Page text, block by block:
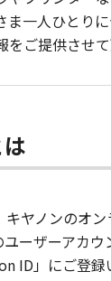
ま一人ひとり
ご提供させて
キヤノンのオ
ーザーアカ
ID」にご登